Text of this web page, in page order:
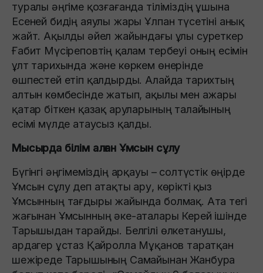
туралы әңгіме қозғағанда тіліміздің ұшына
Есеней бидің аяулы жары Ұлпан түсетіні анық
жайт. Ақылды әйел жайындағы ұлы суреткер
Ғабит Мүсіреповтің қалам тербеуі оның есімін
ұлт тарихында және көркем өнерінде
өшпестей етіп қалдырды. Алайда тарихтың
алтын көмбесінде жатып, ақылы мен ажары
қатар біткен қазақ аруларының талайының
есімі мүлде атаусыз қалды.
Мысырда білім алған Ұмсын сұлу
Бүгінгі әңгімеміздің арқауы – солтүстік өңірде
Ұмсын сұлу деп атақты ару, көрікті қыз
Ұмсынның тағдыры жайында болмақ. Ата тегі
жағынан Ұмсынның әке-аталары Керей iшiнде
Тарышыдан тарайды. Белгілі өлкетанушы,
ардагер ұстаз Қайролла Мұқанов таратқан
шежіреде Тарышының Самайынан Жанбура